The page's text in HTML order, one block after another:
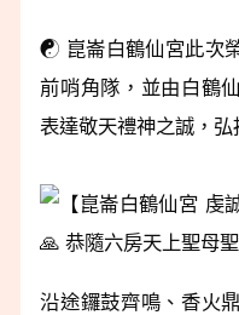
☯️ 崑崙白鶴仙宮此次
前哨角隊，並由白鶴
表達敬天禮神之誠，弘
沿途鑼鼓齊鳴、香火